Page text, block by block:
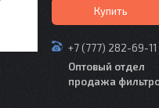
Купить
+7 (777) 282-69-11
Оптовый отдел
продажа